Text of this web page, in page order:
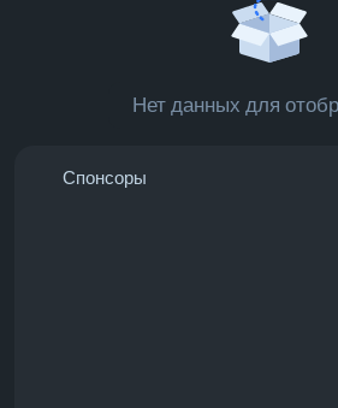
Нет данных для
Спонсоры